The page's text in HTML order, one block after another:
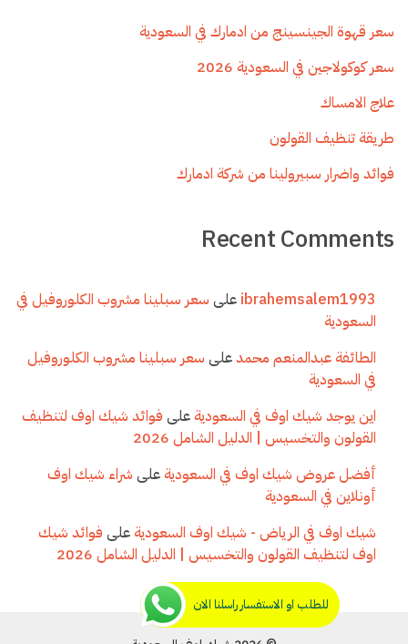
سعر قهوة الجينسينج من ادمارك في السعودية
سعر كوكولاجين في السعودية 2026
علاج الامساك
طريقة تنظيف القولون
فوائد واضرار سبيرولينا من شركة ادمارك
Recent Comments
ibrahemsalem1993 على سعر سبلينا مشروب الكلوروفيل في
السعودية
الطائفة عبدالمنعم محمدعلى سعر سبلينا مشروب الكلوروفيل
في السعودية
اين يوجد شيك اوف في السعوديةعلى فوائد شيك اوف لتنظيف
القولون والتخسيس | الدليل الشامل 2026
أفضل عروض شيك اوف في السعوديةعلى شراء شيك اوف
أونلاين في السعودية
شيك اوف في الرياض - شيك اوف السعوديةعلى فوائد شيك
اوف لتنظيف القولون والتخسيس | الدليل الشامل 2026
للطلب او الاستفسار راسلنا الان